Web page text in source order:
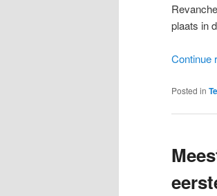
plaats in
Continue
Posted in